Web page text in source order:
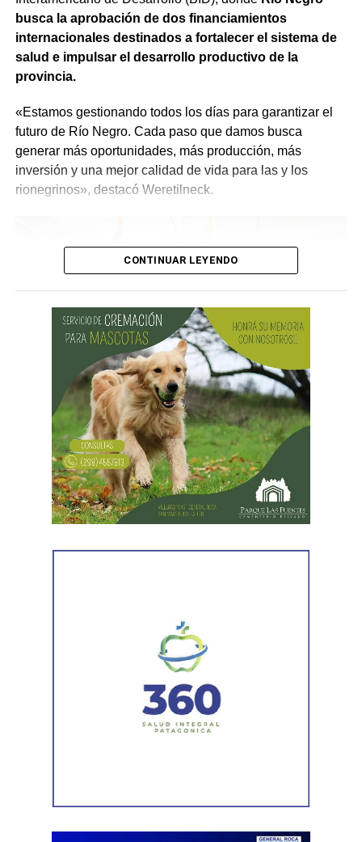
900.000 litros de agua, 3 minicargadoras, 1 tractor, 23
motobombas, 3 cuatriciclos y 1 UTV, entre otro
equipamiento.
meteorológicas, sistemas de comunicación y tecnología
para mejorar la detección temprana y reducir los tiempos
de respuesta frente al fuego.
mejores», expresó.
busca la aprobación de dos financiamientos
internacionales destinados a fortalecer el sistema de
salud e impulsar el desarrollo productivo de la
provincia.
«Estamos gestionando todos los días para garantizar el
futuro de Río Negro. Cada paso que damos busca
generar más oportunidades, más producción, más
inversión y una mejor calidad de vida para las y los
rionegrinos», destacó Weretilneck.
Las gestiones ante el BID comprenden un crédito de
85 millones de dólares destinado a ampliar la
producción, incorporar nuevas áreas bajo riego
efectos del cambio climático;y otro de 60 millones de
dólares para equipamiento y modernización de los
ministro de Salud, Demetrio Thalasselis; el ministro de
Hacienda, Gabriel Sánchez y el director ejecutivo de la
CONTINUAR LEYENDO